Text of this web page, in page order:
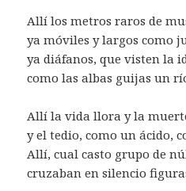
Allí los metros raros de
ya móviles y largos como
ya diáfanos, que visten la
como las albas guijas un
Allí la vida llora y la
y el tedio, como un ácido,
Allí, cual casto grupo de
cruzaban en silencio